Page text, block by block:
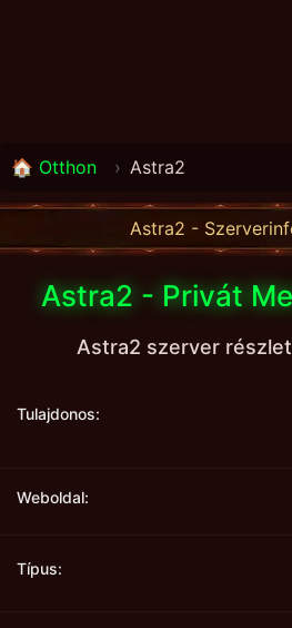
🏠 Otthon › Astra2
Astra2 -
Astra2 - Privát
Astra2 szerver
Tulajdonos:
Weboldal:
Típus: